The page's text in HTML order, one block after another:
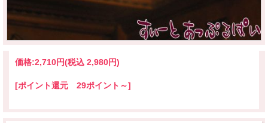
価格:2,710円(税込 2,980円)
[ポイント還元 29ポイント～]